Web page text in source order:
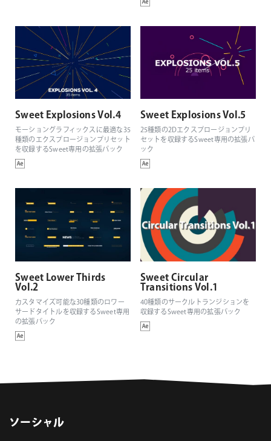
Sweet Explosions Vol.4
モーショングラフィックスに最適な35
種類のエクスプロージョンプリセット
を収録するSweet専用の拡張パック
Sweet Explosions Vol.5
25種類の2Dエクスプロージョンプリ
セットを収録するSweet専用の拡張パ
ック
Sweet Lower Thirds
Vol.2
カスタマイズ可能な30種類のロワー
サードタイトルを収録するSweet専用
の拡張パック
Sweet Circular
Transitions Vol.1
40種類のサークルトランジションを
収録するSweet専用の拡張パック
ソーシャル